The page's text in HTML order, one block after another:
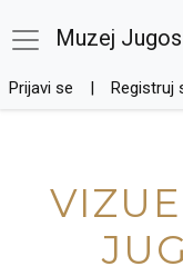
Muzej
Prijavi se Registruj